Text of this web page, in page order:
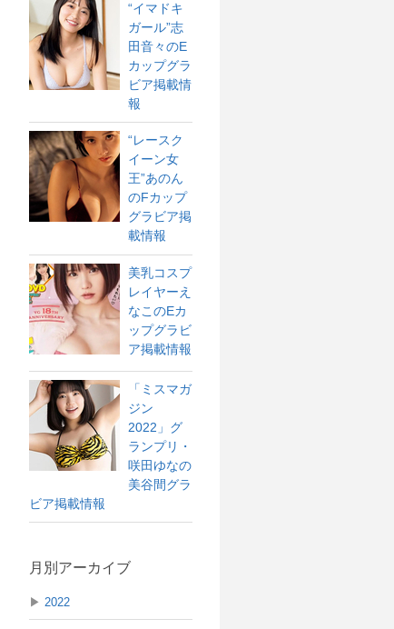
“イマドキ
ガール”志
田音々のE
カップグラ
ビア掲載情
報
“レースク
イーン女
王”あのん
のFカップ
グラビア掲
載情報
美乳コスプ
レイヤーえ
なこのEカ
ップグラビ
ア掲載情報
「ミスマガ
ジン
2022」グ
ランプリ・
咲田ゆなの
美谷間グラ
ビア掲載情報
月別アーカイブ
▶ 2022